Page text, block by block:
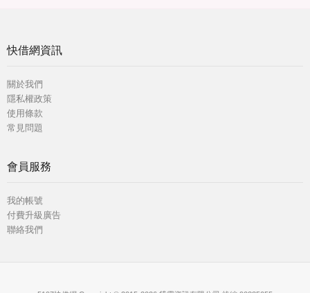
快借網資訊
關於我們
隱私權政策
使用條款
常見問題
會員服務
我的帳號
付費升級廣告
聯絡我們